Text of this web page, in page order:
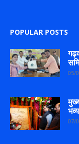
POPULAR POSTS
05/
07/